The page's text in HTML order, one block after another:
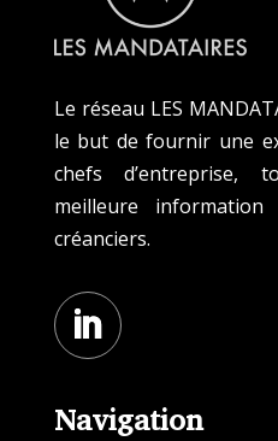
Le réseau LES
le but de fournir une
chefs
meilleure
créanciers.
Navigation